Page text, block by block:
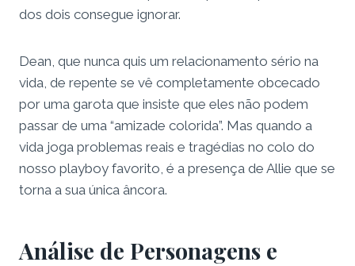
dos dois consegue ignorar.
Dean, que nunca quis um relacionamento sério na
vida, de repente se vê completamente obcecado
por uma garota que insiste que eles não podem
passar de uma “amizade colorida”. Mas quando a
vida joga problemas reais e tragédias no colo do
nosso playboy favorito, é a presença de Allie que se
torna a sua única âncora.
Análise de Personagens e